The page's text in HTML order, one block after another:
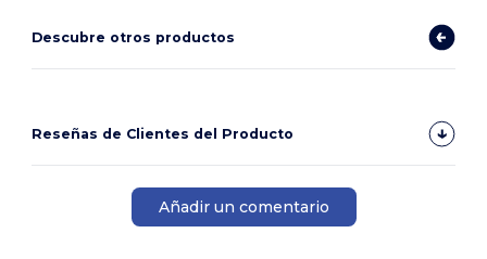
Descubre otros productos
Reseñas de Clientes del Producto
Añadir un comentario